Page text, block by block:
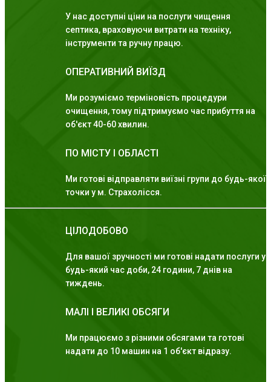
У нас доступні ціни на послуги чищення
септика, враховуючи витрати на техніку,
інструменти та ручну працю.
ОПЕРАТИВНИЙ ВИЇЗД
Ми розуміємо терміновість процедури
очищення, тому підтримуємо час прибуття на
об'єкт 40-60 хвилин.
ПО МІСТУ І ОБЛАСТІ
Ми готові відправляти виїзні групи до будь-якої
точки у м. Страхолісся.
ЦІЛОДОБОВО
Для вашої зручності ми готові надати послуги у
будь-який час доби, 24 години, 7 днів на
тиждень.
МАЛІ І ВЕЛИКІ ОБСЯГИ
Ми працюємо з різними обсягами та готові
надати до 10 машин на 1 об'єкт відразу.